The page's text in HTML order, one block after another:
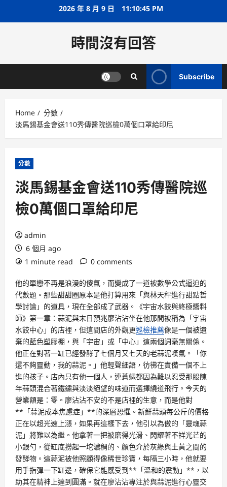
2026 年 8 月 9 日 11:10:46 PM
時間沒有回答
Subscribe
Home
分數
淡馬錫基金會送110秀傳醫院巡檢0萬個口罩給印尼
分數
淡馬錫基金會送110秀傳醫院巡
檢0萬個口罩給印尼
admin
6 個月 ago
1 minute read
0 comments
他的單戀不再是浪漫的傻氣，而變成了一道被數學公式逼迫的
代數題。那些甜甜圈原本是他打算用來「與林天秤進行甜點哲
學討論」的道具，現在全部成了武器。《宇宙水餃與終極醬料
師》第一章：蒜泥與末日預兆廖沾沾坐在他那間被稱為「宇宙
水餃中心」的店裡，但這間店的外觀更巡檢推薦像是一個被遺
棄的藍色塑膠棚，與「宇宙」或「中心」這兩個詞毫無關係。
他正在對著一缸已經發酵了七個月又七天的老蒜泥嘆氣。「你
還不夠靈動，我的蒜泥。」他輕聲細語，彷彿在責備一個不上
進的孩子。店內只有他一個人，連蒼蠅都因為難以忍受那股陳
年蒜頭混合著鐵鏽與淡淡絕望的味道而選擇繞道飛行。今天的
營業額是：零。廖沾沾不安的不是店裡的生意，而是他對
**「蒜泥成本焦慮症」**的深層恐懼。新鮮蒜頭每公斤的價格
正在以超光速上漲，如果再這樣下去，他引以為傲的「靈魂蒜
泥」將難以為繼。他拿著一把被磨得光滑、閃耀著不祥光芒的
小銀勺，從缸底撈起一坨濃稠的、顏色介於灰綠與土黃之間的
發酵物。這蒜泥被他照顧得像稀世珍寶，每隔三小時，他就要
用手指彈一下缸邊，確保它能感受到**「溫和的震動」**，以
助其在精神上達到圓滿。就在廖沾沾專注於與蒜泥進行心靈交